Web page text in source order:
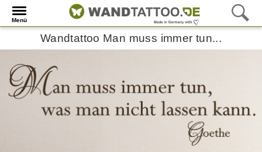
Menü
Wandtattoo Man muss immer tun...